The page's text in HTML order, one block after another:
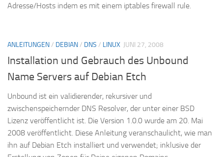
Adresse/Hosts indem es mit einem iptables firewall rule.
ANLEITUNGEN/ DEBIAN/ DNS / LINUX JUNI 27, 2008
Installation und Gebrauch des Unbound
Name Servers auf Debian Etch
Unbound ist ein validierender, rekursiver und
zwischenspeichernder DNS Resolver, der unter einer BSD
Lizenz veröffentlicht ist. Die Version 1.0.0 wurde am 20. Mai
2008 veröffentlicht. Diese Anleitung veranschaulicht, wie man
ihn auf Debian Etch installiert und verwendet; inklusive der